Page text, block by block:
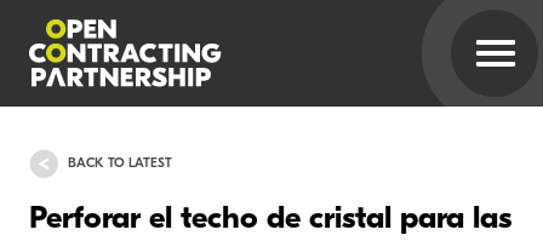
BACK TO LATEST
Perforar el techo de cristal para las